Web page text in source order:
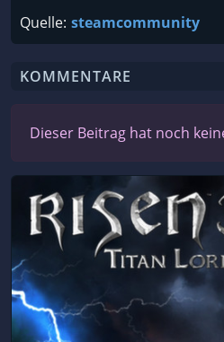
Quelle: steamcommunity
KOMMENTARE
Dieser Beitrag hat noch